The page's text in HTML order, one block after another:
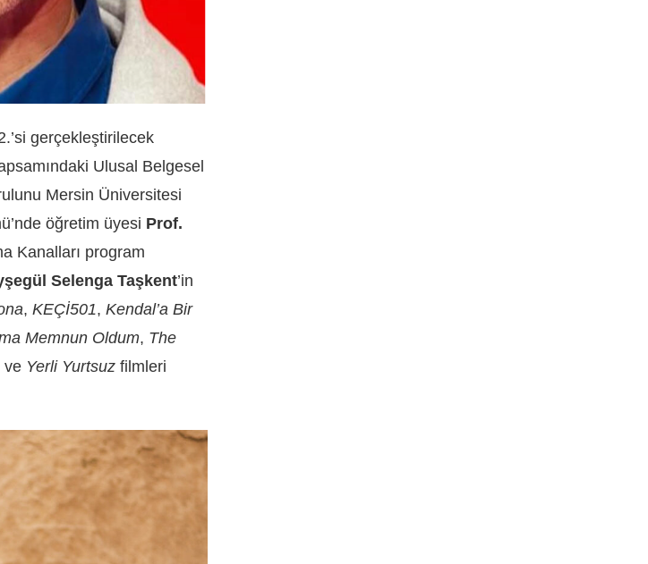
gerçekleştirilecek
Ulusal Belgesel
Mersin Üniversitesi
öğretim üyesi Prof.
Kanalları program
Selenga Taşkent’in
, KEÇİ501, Kendal’a Bir
Memnun Oldum, The
ve Yerli Yurtsuz filmleri